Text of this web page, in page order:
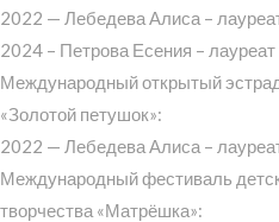
2022 — Лебедева Алиса –
2024 – Петрова Есения –
Международный открытый
«Золотой петушок»:
2022 — Лебедева Алиса –
Международный фестиваль
творчества «Матрёшка»: